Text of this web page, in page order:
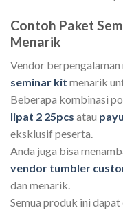
Contoh Paket
Menarik
Vendor
seminar kit menarik
Beberapa kombinasi
lipat 2 25pcs atau
eksklusif peserta.
Anda juga bisa
vendor tumbler
dan menarik.
Semua produk ini